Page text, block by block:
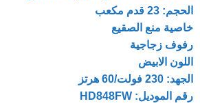
الحجم: 23 قدم مكعب
خاصية منع الصقيع
رفوف زجاجية
اللون الابيض
الجهد: 230 فولت/60 هرتز
رقم الموديل: HD848FW